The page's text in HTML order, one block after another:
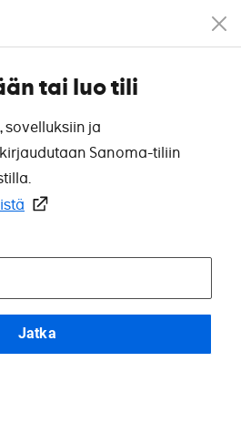
tai luo tili
sovelluksiin ja
Sanoma-tiliin
Jatka